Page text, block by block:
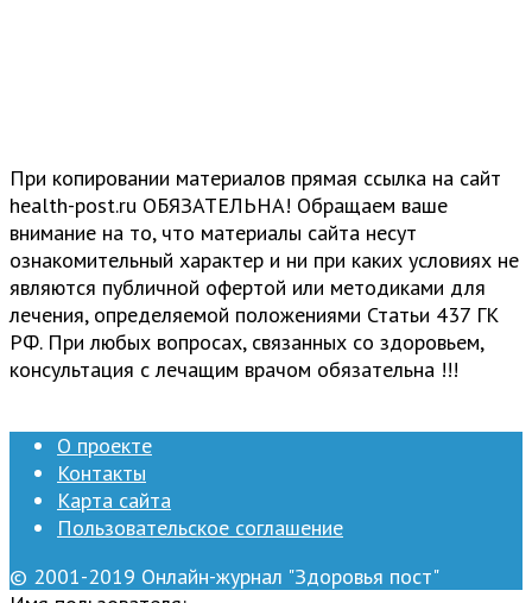
При копировании материалов прямая ссылка на сайт
health-post.ru ОБЯЗАТЕЛЬНА! Обращаем ваше
внимание на то, что материалы сайта несут
ознакомительный характер и ни при каких условиях не
являются публичной офертой или методиками для
лечения, определяемой положениями Статьи 437 ГК
РФ. При любых вопросах, связанных со здоровьем,
консультация с лечащим врачом обязательна !!!
О проекте
Контакты
Карта сайта
Пользовательское соглашение
© 2001-2019 Онлайн-журнал "Здоровья пост"